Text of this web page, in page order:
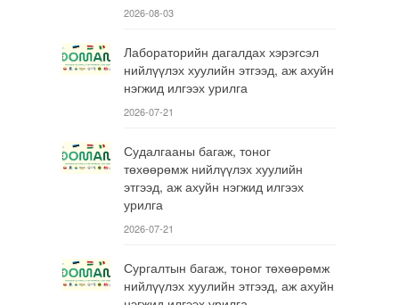
2026-08-03
Лабораторийн дагалдах хэрэгсэл
нийлүүлэх хуулийн этгээд, аж ахуйн
нэгжид илгээх урилга
2026-07-21
Судалгааны багаж, тоног
төхөөрөмж нийлүүлэх хуулийн
этгээд, аж ахуйн нэгжид илгээх
урилга
2026-07-21
Сургалтын багаж, тоног төхөөрөмж
нийлүүлэх хуулийн этгээд, аж ахуйн